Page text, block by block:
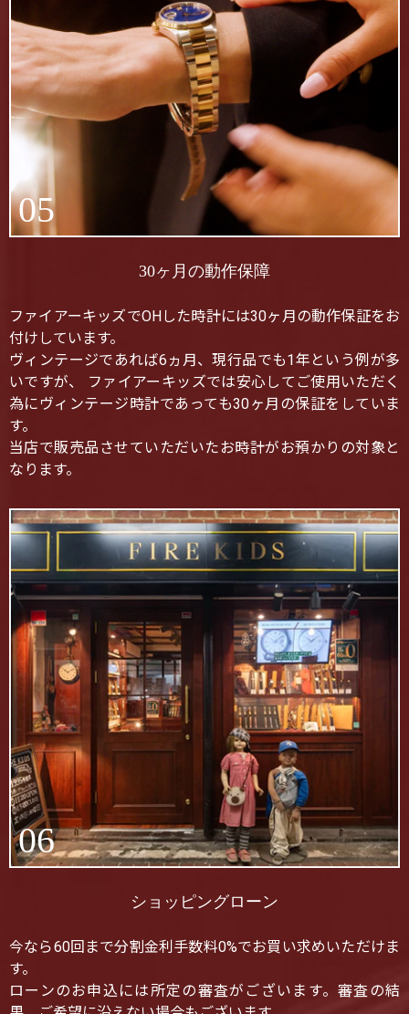
05
30ヶ月の動作保障
ファイアーキッズでOHした時計には30ヶ月の動作保証をお
付けしています。
ヴィンテージであれば6ヵ月、現行品でも1年という例が多
いですが、 ファイアーキッズでは安心してご使用いただく
為にヴィンテージ時計であっても30ヶ月の保証をしていま
す。
当店で販売品させていただいたお時計がお預かりの対象と
なります。
06
ショッピングローン
今なら60回まで分割金利手数料0%でお買い求めいただけま
す。
ローンのお申込には所定の審査がございます。審査の結